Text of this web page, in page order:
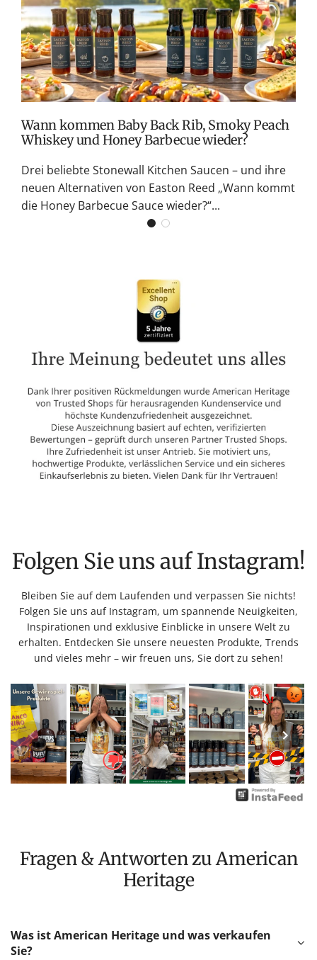
Wann kommen Baby Back Rib, Smoky Peach
Whiskey und Honey Barbecue wieder?
Drei beliebte Stonewall Kitchen Saucen – und ihre
neuen Alternativen von Easton Reed „Wann kommt
die Honey Barbecue Sauce wieder?“...
Folgen Sie uns auf Instagram!
Bleiben Sie auf dem Laufenden und verpassen Sie nichts!
Folgen Sie uns auf Instagram, um spannende Neuigkeiten,
Inspirationen und exklusive Einblicke in unsere Welt zu
erhalten. Entdecken Sie unsere neuesten Produkte, Trends
und vieles mehr – wir freuen uns, Sie dort zu sehen!
Fragen & Antworten zu American
Heritage
Was ist American Heritage und was verkaufen
Sie?